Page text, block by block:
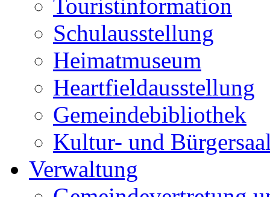
Touristinformation
Schulausstellung
Heimatmuseum
Heartfieldausstellung
Gemeindebibliothek
Kultur- und
Verwaltung